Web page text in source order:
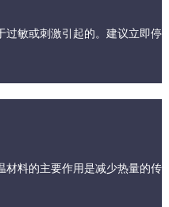
过敏或刺激引起的。建议立即停
材料的主要作用是减少热量的传